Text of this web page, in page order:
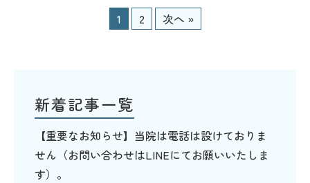
1 2 次へ »
新着記事一覧
【重要なお知らせ】当院は電話は設けておりま
せん（お問い合わせはLINEにてお願いいたしま
す）。